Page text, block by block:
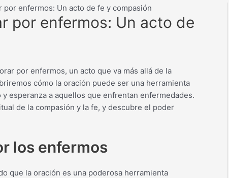
por enfermos: Un acto de fe y compasión
por enfermos: Un acto de
por enfermos, un acto que va más allá de la
cómo la oración puede ser una herramienta
esperanza a aquellos que enfrentan enfermedades.
de la compasión y la fe, y descubre el poder
los enfermos
que la oración es una poderosa herramienta